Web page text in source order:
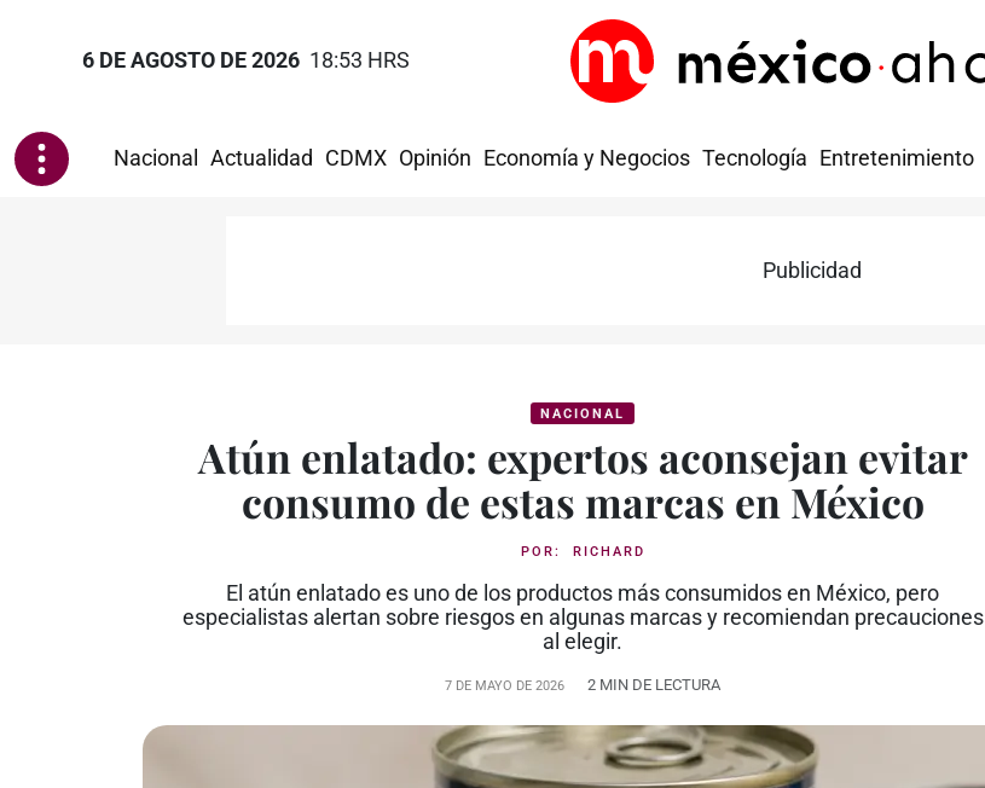
6 DE AGOSTO DE 2026 18:53 HRS
Nacional Actualidad CDMX Opinión Economía y Negocios Tecnología Entretenimiento
Publicidad
NACIONAL
Atún enlatado: expertos aconsejan evitar
consumo de estas marcas en México
POR: RICHARD
El atún enlatado es uno de los productos más consumidos en México, pero
especialistas alertan sobre riesgos en algunas marcas y recomiendan precauciones
al elegir.
7 DE MAYO DE 2026 2 MIN DE LECTURA